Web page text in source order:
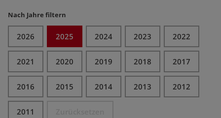
Nach Jahre filtern
2026 2025 2024 2023 2022
2021 2020 2019 2018 2017
2016 2015 2014 2013 2012
2011